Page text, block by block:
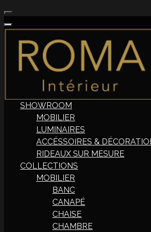
SHOWROOM
MOBILIER
LUMINAIRES
ACCÉSSOIRES &
RIDEAUX SUR MESURE
COLLECTIONS
MOBILIER
BANC
CANAPÉ
CHAISE
CHAMBRE